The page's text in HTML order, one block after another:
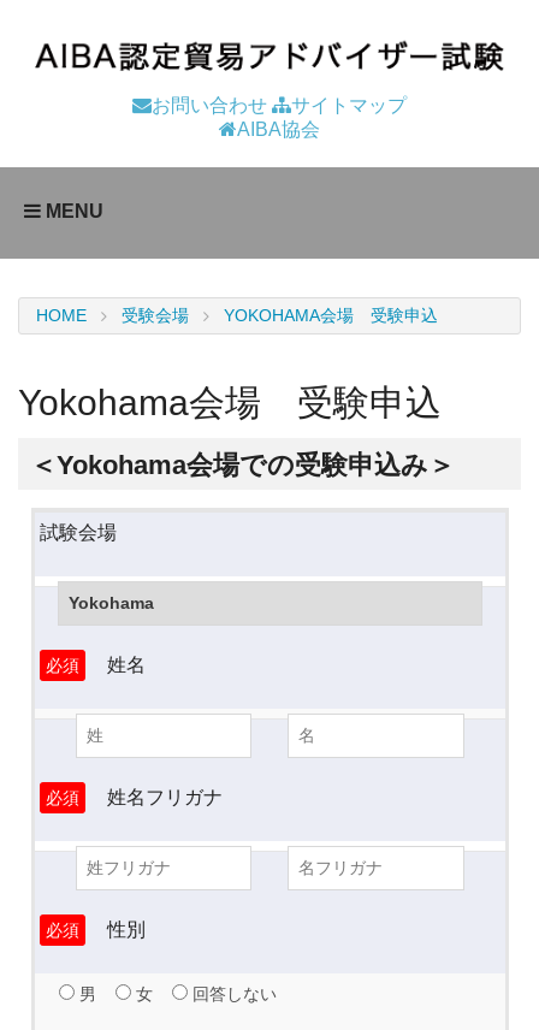
お問い合わせ
サイトマップ
AIBA協会
MENU
HOME 受験会場 YOKOHAMA会場 受験申込
Yokohama会場 受験申込
＜Yokohama会場での受験申込み＞
試験会場
必須 姓名
必須 姓名フリガナ
必須 性別
男 女 回答しない